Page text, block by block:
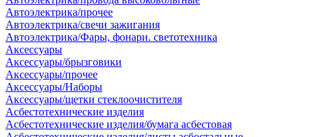
Автоэлектрика/прочее
Автоэлектрика/свечи зажигания
Автоэлектрика/Фары, фонари. светотехника
Аксессуары
Аксессуары/брызговики
Аксессуары/прочее
Аксессуары/Наборы
Аксессуары/щетки стеклоочистителя
Асбестотехнические изделия
Асбестотехнические изделия/бумага асбестовая